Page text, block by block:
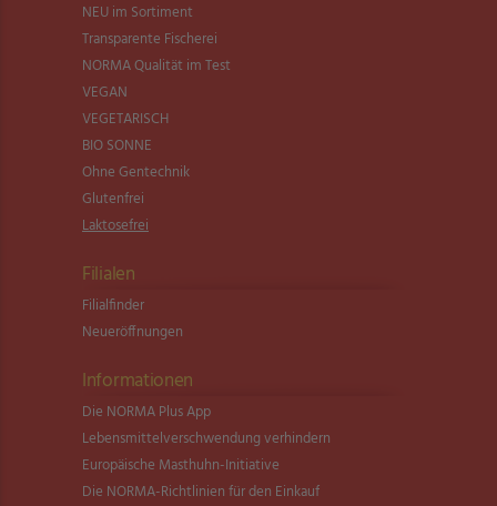
NEU im Sortiment
Transparente Fischerei
NORMA Qualität im Test
VEGAN
VEGETARISCH
BIO SONNE
Ohne Gentechnik
Glutenfrei
Laktosefrei
Filialen
Filialfinder
Neueröffnungen
Informationen
Die NORMA Plus App
Lebensmittel­verschwendung verhindern
Europäische Masthuhn-Initiative
Die NORMA-Richtlinien für den Einkauf